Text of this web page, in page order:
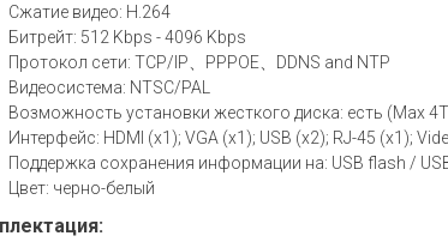
Сжатие видео: H.264
Битрейт: 512 Kbps - 4096 Kbps
Протокол сети: TCP/IP、PPPOE、DDNS and NTP
Видеосистема: NTSC/PAL
Возможность установки жесткого диска: есть (Max
Интерфейс: HDMI (x1); VGA (x1); USB (x2); RJ-45 (x1);
Поддержка сохранения информации на: USB flash /
Цвет: черно-белый